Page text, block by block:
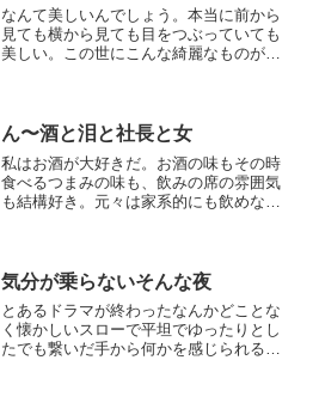
なんて美しいんでしょう。本当に前から
見ても横から見ても目をつぶっていても
美しい。この世にこんな綺麗なものがあ
夜になったとしても…そ...
ん〜酒と泪と社長と女
私はお酒が大好きだ。お酒の味もその時
食べるつまみの味も、飲みの席の雰囲気
も結構好き。元々は家系的にも飲めなか
はお酒の失敗（私は大した...
気分が乗らないそんな夜
とあるドラマが終わったなんかどことな
く懐かしいスローで平坦でゆったりとし
たでも繋いだ手から何かを感じられる昔